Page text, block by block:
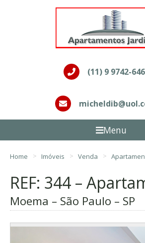
(11) 9 9742-
Menu
Home Imóveis Venda
REF: 344 –
Moema – São Paulo – SP